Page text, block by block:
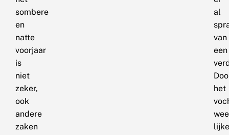
sombere
en
natte
voorjaar
is
niet
zeker,
ook
andere
zaken
al
van
een
het